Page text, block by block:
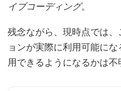
イブコーディング。
残念ながら、現時点では
ョンが実際に利用可能に
用できるようになるかは不